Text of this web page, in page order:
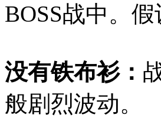
BOSS战中。
没有铁布衫：
般剧烈波动。